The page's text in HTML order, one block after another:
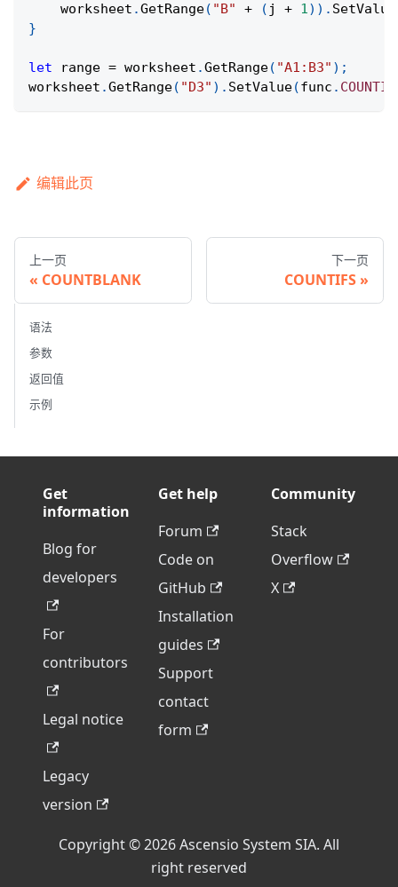
    worksheet
.GetRange( "B" + ( j + 1) ) . SetValue
}
let range = worksheet .GetRange( "A1:B3" ) ;
worksheet .GetRange( "D3" ) . SetValue(func . COUNTIF
编辑此页
上一页
COUNTBLANK
下一页
COUNTIFS
语法
参数
返回值
示例
Get
information
Blog for
developers
For
contributors
Legal notice
Legacy
version
Get help
Forum
Code on
GitHub
Installation
guides
Support
contact
form
Community
Stack
Overflow
X
Copyright © 2026 Ascensio System SIA. All
right reserved